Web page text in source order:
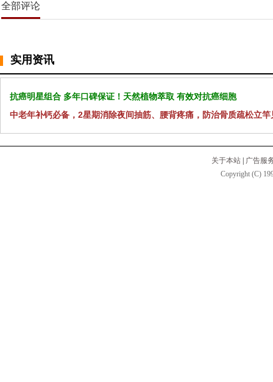
全部评论
实用资讯
抗癌明星组合 多年口碑保证！天然植物萃取 有效对抗癌细胞
中老年补钙必备，2星期消除夜间抽筋、腰背疼痛，防治骨质疏松立竿
关于本站
广告服
Copyright (C)